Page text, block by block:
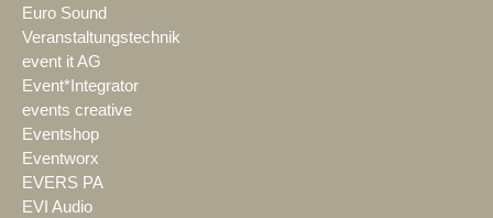
Euro Sound
Veranstaltungstechnik
event it AG
Event*Integrator
events creative
Eventshop
Eventworx
EVERS PA
EVI Audio